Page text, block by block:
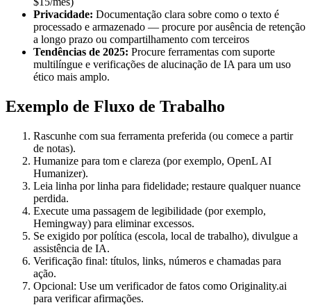
Privacidade: Documentação clara sobre como o texto é
processado e armazenado — procure por ausência de retenção
a longo prazo ou compartilhamento com terceiros
Tendências de 2025: Procure ferramentas com suporte
multilíngue e verificações de alucinação de IA para um uso
ético mais amplo.
Exemplo de Fluxo de Trabalho
Rascunhe com sua ferramenta preferida (ou comece a partir
de notas).
Humanize para tom e clareza (por exemplo, OpenL AI
Humanizer).
Leia linha por linha para fidelidade; restaure qualquer nuance
perdida.
Execute uma passagem de legibilidade (por exemplo,
Hemingway) para eliminar excessos.
Se exigido por política (escola, local de trabalho), divulgue a
assistência de IA.
Verificação final: títulos, links, números e chamadas para
ação.
Opcional: Use um verificador de fatos como Originality.ai
para verificar afirmações.